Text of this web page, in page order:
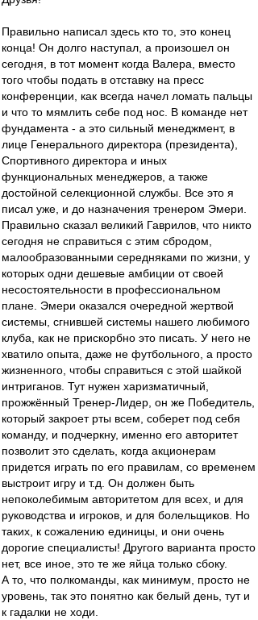
Правильно написал здесь кто то, это конец
конца! Он долго наступал, а произошел он
сегодня, в тот момент когда Валера, вместо
того чтобы подать в отставку на пресс
конференции, как всегда начел ломать пальцы
и что то мямлить себе под нос. В команде нет
фундамента - а это сильный менеджмент, в
лице Генерального директора (президента),
Спортивного директора и иных
функциональных менеджеров, а также
достойной селекционной службы. Все это я
писал уже, и до назначения тренером Эмери.
Правильно сказал великий Гаврилов, что никто
сегодня не справиться с этим сбродом,
малообразованными середняками по жизни, у
которых одни дешевые амбиции от своей
несостоятельности в профессиональном
плане. Эмери оказался очередной жертвой
системы, сгнившей системы нашего любимого
клуба, как не прискорбно это писать. У него не
хватило опыта, даже не футбольного, а просто
жизненного, чтобы справиться с этой шайкой
интриганов. Тут нужен харизматичный,
прожжённый Тренер-Лидер, он же Победитель,
который закроет рты всем, соберет под себя
команду, и подчеркну, именно его авторитет
позволит это сделать, когда акционерам
придется играть по его правилам, со временем
выстроит игру и т.д. Он должен быть
непоколебимым авторитетом для всех, и для
руководства и игроков, и для болельщиков. Но
таких, к сожалению единицы, и они очень
дорогие специалисты! Другого варианта просто
нет, все иное, это те же яйца только сбоку.
А то, что полкоманды, как минимум, просто не
уровень, так это понятно как белый день, тут и
к гадалки не ходи.